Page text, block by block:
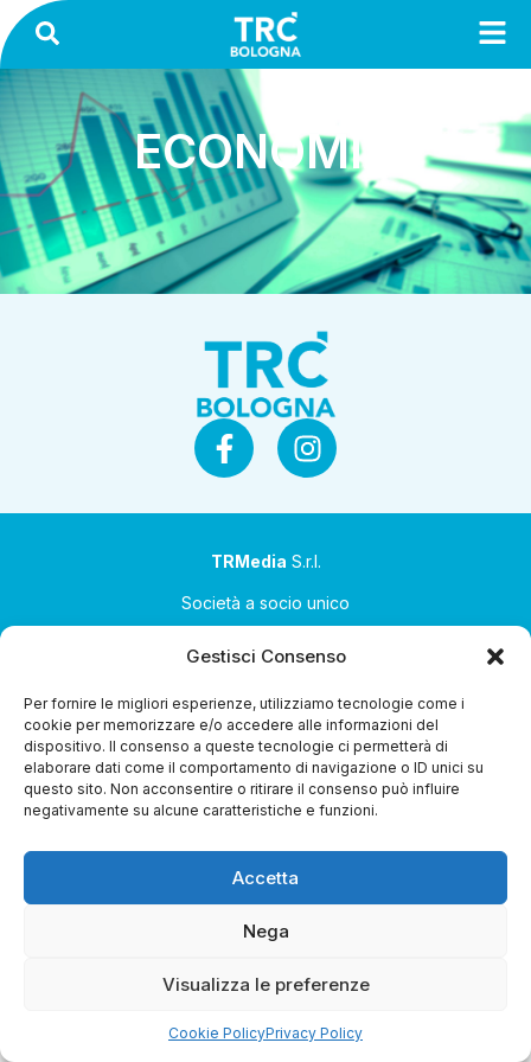
Gestisci Consenso
Per fornire le migliori esperienze, utilizziamo tecnologie come i
cookie per memorizzare e/o accedere alle informazioni del
dispositivo. Il consenso a queste tecnologie ci permetterà di
elaborare dati come il comportamento di navigazione o ID unici su
questo sito. Non acconsentire o ritirare il consenso può influire
negativamente su alcune caratteristiche e funzioni.
Accetta
Nega
Visualizza le preferenze
Cookie PolicyPrivacy Policy
ECONOMIA
TRMedia S.r.l.
Società a socio unico
Società sottoposta ad attività di direzione e
coordinamento da parte di Coop Alleanza 3.0 Soc. Coop.
Sede legale: via Ragazzi del ’99 nr. 51 42124 Reggio Emilia
(RE)
P.Iva 00651840365
Capitale sociale € 1.040.000 i.v.
Gerenza
Riproduzione Riservata – Copyright © 2024